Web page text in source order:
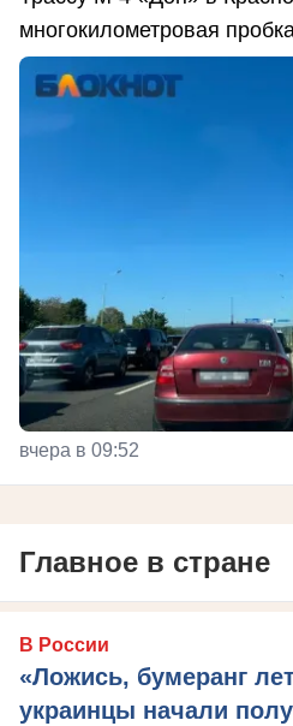
многокилометровая
вчера в 09:52
Главное в стране
В России
«Ложись, бумеранг
украинцы начали